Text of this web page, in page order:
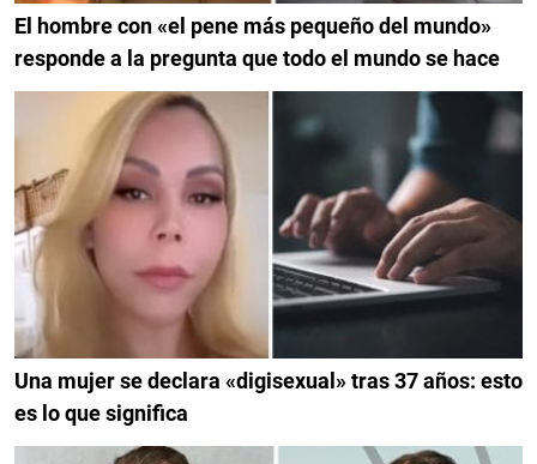
El hombre con «el pene más pequeño del mundo»
responde a la pregunta que todo el mundo se hace
Una mujer se declara «digisexual» tras 37 años: esto
es lo que significa